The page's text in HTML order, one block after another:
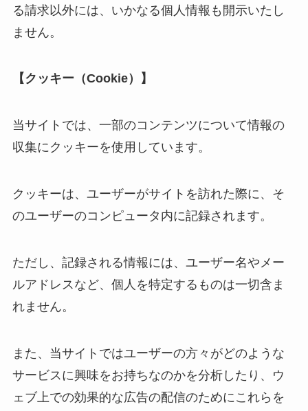
る請求以外には、いかなる個人情報も開示いたし
ません。
【クッキー（Cookie）】
当サイトでは、一部のコンテンツについて情報の
収集にクッキーを使用しています。
クッキーは、ユーザーがサイトを訪れた際に、そ
のユーザーのコンピュータ内に記録されます。
ただし、記録される情報には、ユーザー名やメー
ルアドレスなど、個人を特定するものは一切含ま
れません。
また、当サイトではユーザーの方々がどのような
サービスに興味をお持ちなのかを分析したり、ウ
ェブ上での効果的な広告の配信のためにこれらを